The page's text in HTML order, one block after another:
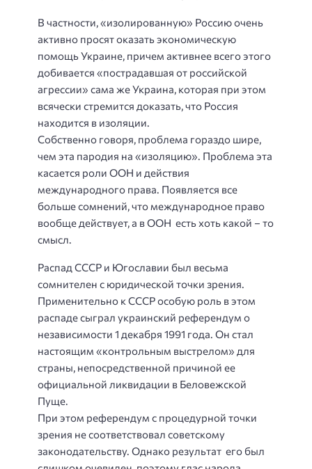
В частности, «изолированную» Россию очень
активно просят оказать экономическую
помощь Украине, причем активнее всего этого
добивается «пострадавшая от российской
агрессии» сама же Украина, которая при этом
всячески стремится доказать, что Россия
находится в изоляции.
Собственно говоря, проблема гораздо шире,
чем эта пародия на «изоляцию». Проблема эта
касается роли ООН и действия
международного права. Появляется все
больше сомнений, что международное право
вообще действует, а в ООН есть хоть какой – то
смысл.
Распад СССР и Югославии был весьма
сомнителен с юридической точки зрения.
Применительно к СССР особую роль в этом
распаде сыграл украинский референдум о
независимости 1 декабря 1991 года. Он стал
настоящим «контрольным выстрелом» для
страны, непосредственной причиной ее
официальной ликвидации в Беловежской
Пуще.
При этом референдум с процедурной точки
зрения не соответствовал советскому
законодательству. Однако результат его был